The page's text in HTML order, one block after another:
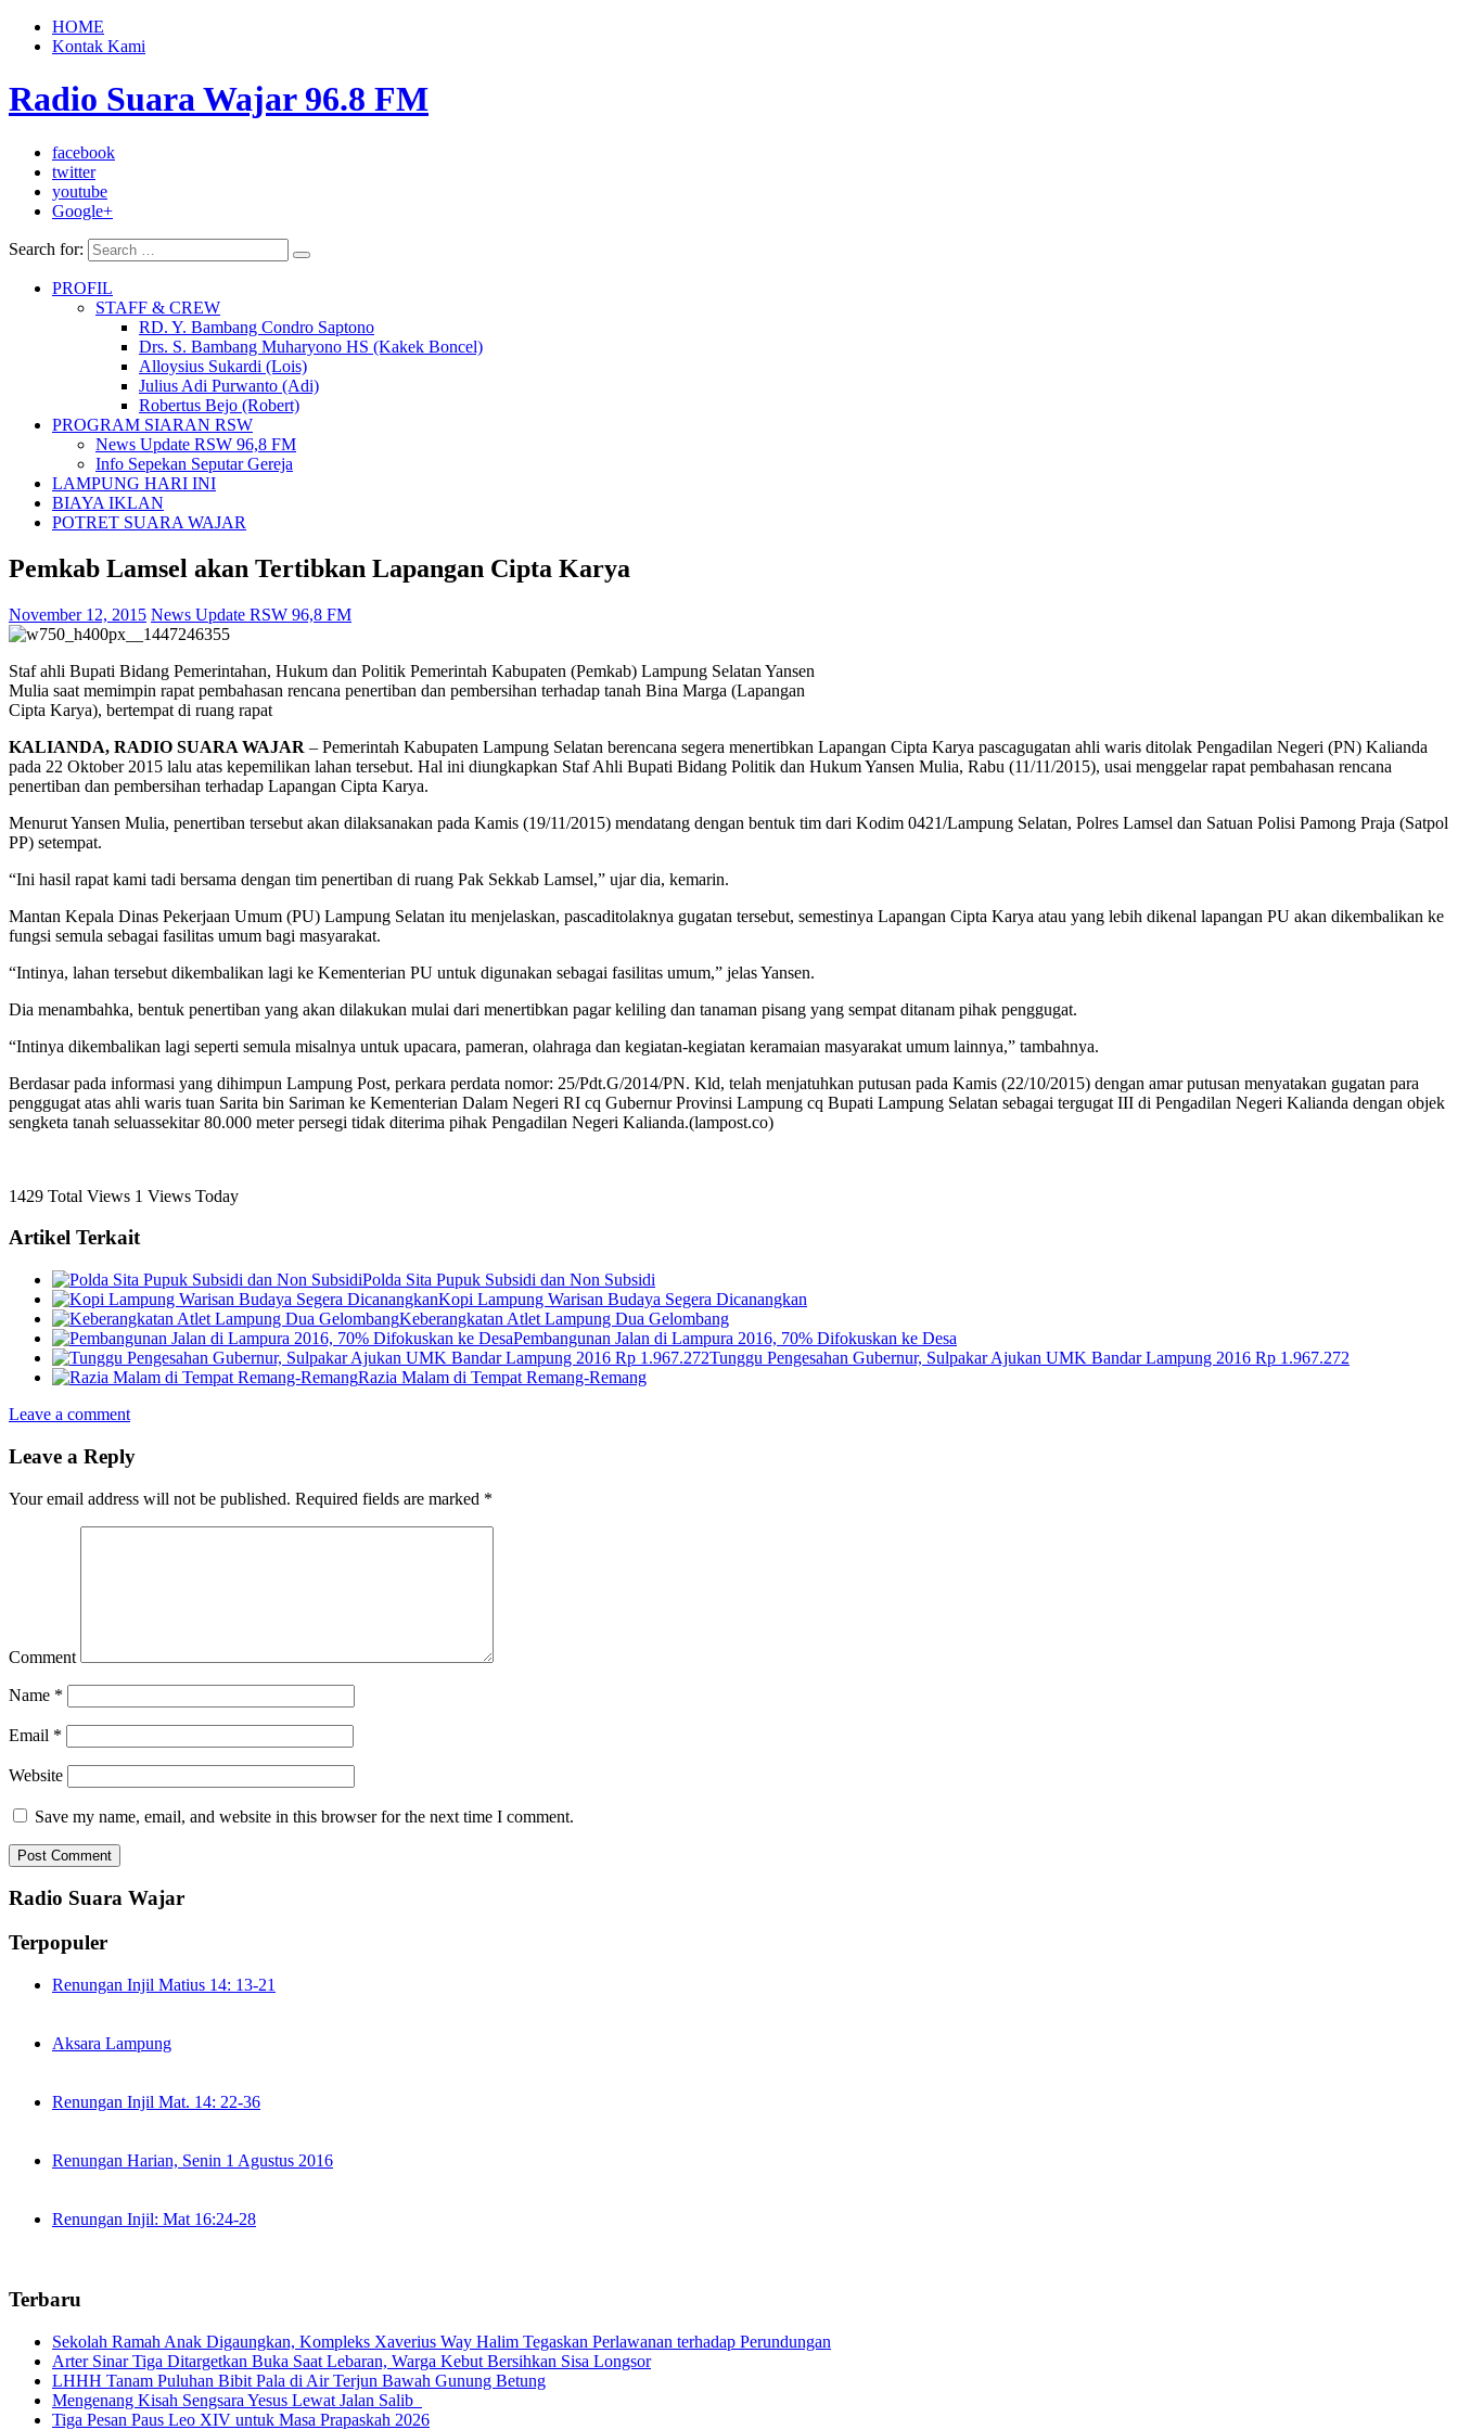
HOME
Kontak Kami
Radio Suara Wajar 96.8 FM
facebook
twitter
youtube
Google+
Search for:
PROFIL
STAFF & CREW
RD. Y. Bambang Condro Saptono
Drs. S. Bambang Muharyono HS (Kakek Boncel)
Alloysius Sukardi (Lois)
Julius Adi Purwanto (Adi)
Robertus Bejo (Robert)
PROGRAM SIARAN RSW
News Update RSW 96,8 FM
Info Sepekan Seputar Gereja
LAMPUNG HARI INI
BIAYA IKLAN
POTRET SUARA WAJAR
Pemkab Lamsel akan Tertibkan Lapangan Cipta Karya
November 12, 2015 News Update RSW 96,8 FM
Staf ahli Bupati Bidang Pemerintahan, Hukum dan Politik Pemerintah Kabupaten (Pemkab) Lampung Selatan Yansen
Mulia saat memimpin rapat pembahasan rencana penertiban dan pembersihan terhadap tanah Bina Marga (Lapangan
Cipta Karya), bertempat di ruang rapat
KALIANDA, RADIO SUARA WAJAR – Pemerintah Kabupaten Lampung Selatan berencana segera menertibkan Lapangan Cipta Karya pascagugatan ahli waris ditolak Pengadilan Negeri (PN) Kalianda
pada 22 Oktober 2015 lalu atas kepemilikan lahan tersebut. Hal ini diungkapkan Staf Ahli Bupati Bidang Politik dan Hukum Yansen Mulia, Rabu (11/11/2015), usai menggelar rapat pembahasan rencana
penertiban dan pembersihan terhadap Lapangan Cipta Karya.
Menurut Yansen Mulia, penertiban tersebut akan dilaksanakan pada Kamis (19/11/2015) mendatang dengan bentuk tim dari Kodim 0421/Lampung Selatan, Polres Lamsel dan Satuan Polisi Pamong Praja (Satpol
PP) setempat.
“Ini hasil rapat kami tadi bersama dengan tim penertiban di ruang Pak Sekkab Lamsel,” ujar dia, kemarin.
Mantan Kepala Dinas Pekerjaan Umum (PU) Lampung Selatan itu menjelaskan, pascaditolaknya gugatan tersebut, semestinya Lapangan Cipta Karya atau yang lebih dikenal lapangan PU akan dikembalikan ke
fungsi semula sebagai fasilitas umum bagi masyarakat.
“Intinya, lahan tersebut dikembalikan lagi ke Kementerian PU untuk digunakan sebagai fasilitas umum,” jelas Yansen.
Dia menambahka, bentuk penertiban yang akan dilakukan mulai dari menertibkan pagar keliling dan tanaman pisang yang sempat ditanam pihak penggugat.
“Intinya dikembalikan lagi seperti semula misalnya untuk upacara, pameran, olahraga dan kegiatan-kegiatan keramaian masyarakat umum lainnya,” tambahnya.
Berdasar pada informasi yang dihimpun Lampung Post, perkara perdata nomor: 25/Pdt.G/2014/PN. Kld, telah menjatuhkan putusan pada Kamis (22/10/2015) dengan amar putusan menyatakan gugatan para
penggugat atas ahli waris tuan Sarita bin Sariman ke Kementerian Dalam Negeri RI cq Gubernur Provinsi Lampung cq Bupati Lampung Selatan sebagai tergugat III di Pengadilan Negeri Kalianda dengan objek
sengketa tanah seluassekitar 80.000 meter persegi tidak diterima pihak Pengadilan Negeri Kalianda.(lampost.co)
1429 Total Views 1 Views Today
Artikel Terkait
Polda Sita Pupuk Subsidi dan Non Subsidi
Kopi Lampung Warisan Budaya Segera Dicanangkan
Keberangkatan Atlet Lampung Dua Gelombang
Pembangunan Jalan di Lampura 2016, 70% Difokuskan ke Desa
Tunggu Pengesahan Gubernur, Sulpakar Ajukan UMK Bandar Lampung 2016 Rp 1.967.272
Razia Malam di Tempat Remang-Remang
Leave a comment
Leave a Reply
Your email address will not be published. Required fields are marked *
Comment
Name *
Email *
Website
Save my name, email, and website in this browser for the next time I comment.
Radio Suara Wajar
Terpopuler
Renungan Injil Matius 14: 13-21
Aksara Lampung
Renungan Injil Mat. 14: 22-36
Renungan Harian, Senin 1 Agustus 2016
Renungan Injil: Mat 16:24-28
Terbaru
Sekolah Ramah Anak Digaungkan, Kompleks Xaverius Way Halim Tegaskan Perlawanan terhadap Perundungan
Arter Sinar Tiga Ditargetkan Buka Saat Lebaran, Warga Kebut Bersihkan Sisa Longsor
LHHH Tanam Puluhan Bibit Pala di Air Terjun Bawah Gunung Betung
Mengenang Kisah Sengsara Yesus Lewat Jalan Salib
Tiga Pesan Paus Leo XIV untuk Masa Prapaskah 2026